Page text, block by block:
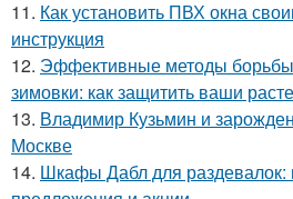
11. Как установить ПВХ окна
инструкция
12. Эффективные методы
зимовки: как защитить ваши
13. Владимир Кузьмин и
Москве
14. Шкафы Дабл для